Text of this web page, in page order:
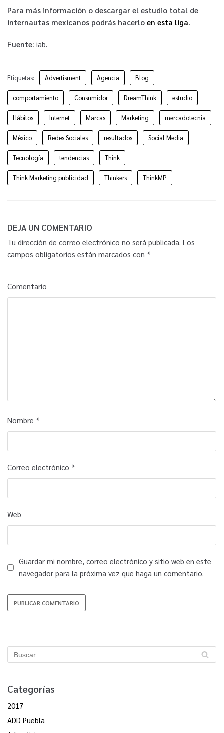
Para más información o descargar el estudio total de
internautas mexicanos podrás hacerlo en esta liga.
Fuente: iab.
Etiquetas: Advertisment Agencia Blog
comportamiento Consumidor DreamThink estudio
Hábitos Internet Marcas Marketing mercadotecnia
México Redes Sociales resultados Social Media
Tecnología tendencias Think
Think Marketing publicidad Thinkers ThinkMP
DEJA UN COMENTARIO
Tu dirección de correo electrónico no será publicada. Los
campos obligatorios están marcados con *
Comentario
Nombre *
Correo electrónico *
Web
Guardar mi nombre, correo electrónico y sitio web en este
navegador para la próxima vez que haga un comentario.
Categorías
2017
ADD Puebla